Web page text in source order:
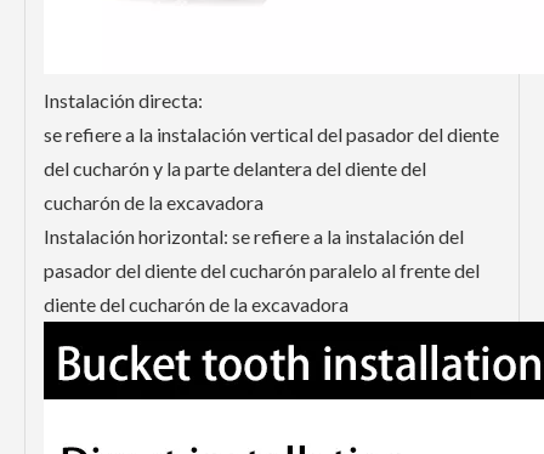
Instalación directa:
se refiere a la instalación vertical del pasador del diente
del cucharón y la parte delantera del diente del
cucharón de la excavadora
Instalación horizontal: se refiere a la instalación del
pasador del diente del cucharón paralelo al frente del
diente del cucharón de la excavadora